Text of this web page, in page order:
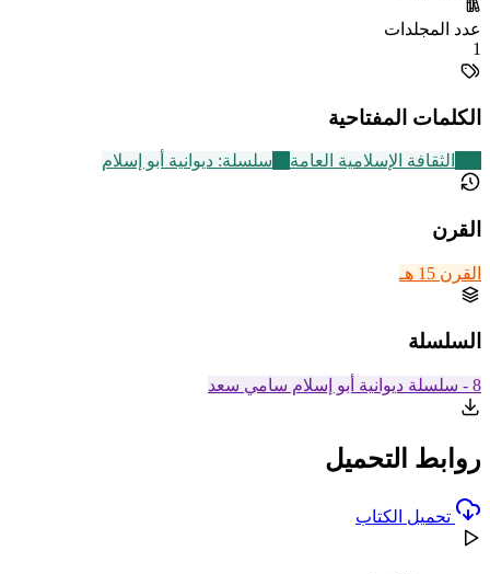
عدد المجلدات
1
الكلمات المفتاحية
الثقافة الإسلامية العامة سلسلة: ديوانية أبو إسلام
القرن
القرن 15 هـ
السلسلة
8 - سلسلة ديوانية أبو إسلام سامي سعد
روابط التحميل
تحميل الكتاب